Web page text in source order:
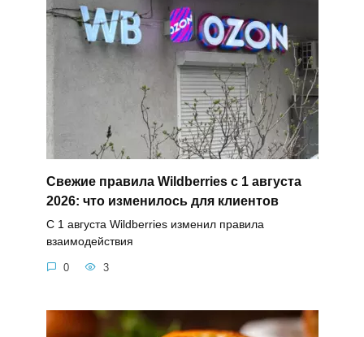
Свежие правила Wildberries с 1 августа
2026: что изменилось для клиентов
С 1 августа Wildberries изменил правила
взаимодействия
0 3